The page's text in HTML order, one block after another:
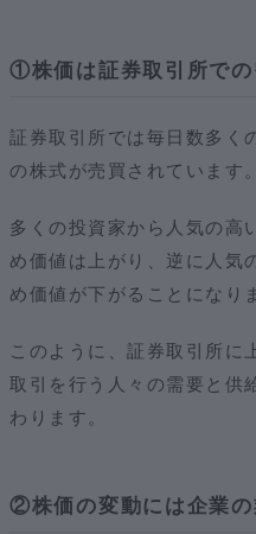
①株価は証券取引所での
証券取引所では毎日数多く
の株式が売買されています。
多くの投資家から人気の高
め価値は上がり、逆に人気
め価値が下がることになり
このように、証券取引所に
取引を行う人々の需要と供
わります。
②株価の変動には企業の